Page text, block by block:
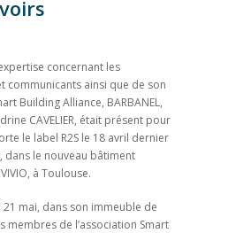
concernant les
communicants ainsi que de son
Building Alliance, BARBANEL,
CAVELIER, était présent pour
le label R2S le 18 avril dernier
dans le nouveau bâtiment
à Toulouse.
mai, dans son immeuble de
membres de l’association Smart